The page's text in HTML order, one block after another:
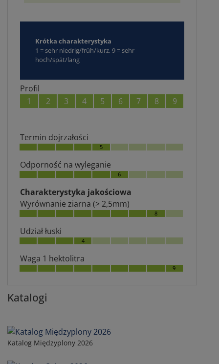
Katalogi
Katalog Międzyplony 2026
Krótka charakterystyka
1 = sehr niedrig/früh/kurz, 9 = sehr
hoch/spät/lang
Profil
1
2 3 4 5 6 7 8 9
Termin dojrzałości
5
Odporność na wyleganie
6
Charakterystyka jakościowa
Wyrównanie ziarna (> 2,5mm)
8
Udział łuski
4
Waga 1 hektolitra
9